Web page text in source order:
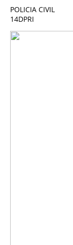
POLICIA CIVIL
14DPRI